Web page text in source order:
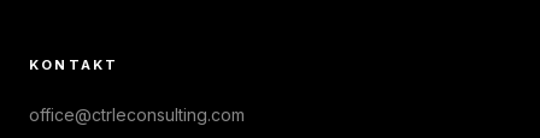
KONTAKT
office@ctrleconsulting.com